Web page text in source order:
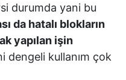
durumda yani bu
da hatalı blokların
yapılan işin
dengeli kullanım çok